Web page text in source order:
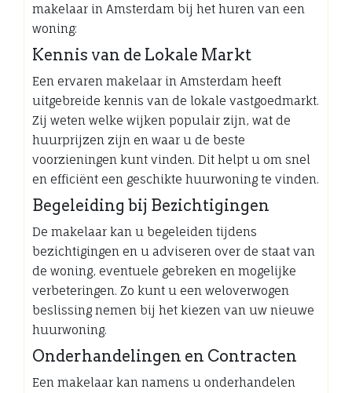
makelaar in Amsterdam bij het huren van een
woning:
Kennis van de Lokale Markt
Een ervaren makelaar in Amsterdam heeft
uitgebreide kennis van de lokale vastgoedmarkt.
Zij weten welke wijken populair zijn, wat de
huurprijzen zijn en waar u de beste
voorzieningen kunt vinden. Dit helpt u om snel
en efficiënt een geschikte huurwoning te vinden.
Begeleiding bij Bezichtigingen
De makelaar kan u begeleiden tijdens
bezichtigingen en u adviseren over de staat van
de woning, eventuele gebreken en mogelijke
verbeteringen. Zo kunt u een weloverwogen
beslissing nemen bij het kiezen van uw nieuwe
huurwoning.
Onderhandelingen en Contracten
Een makelaar kan namens u onderhandelen